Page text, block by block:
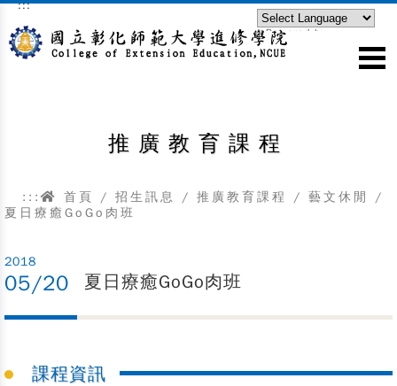
跳到主要內容區塊
:::
Powered by
推廣教育課程
::: 首頁 / 招生訊息 / 推廣教育課程 / 藝文休閒
/
夏日療癒GoGo肉班
2018
05/20 夏日療癒GoGo肉班
課程資訊